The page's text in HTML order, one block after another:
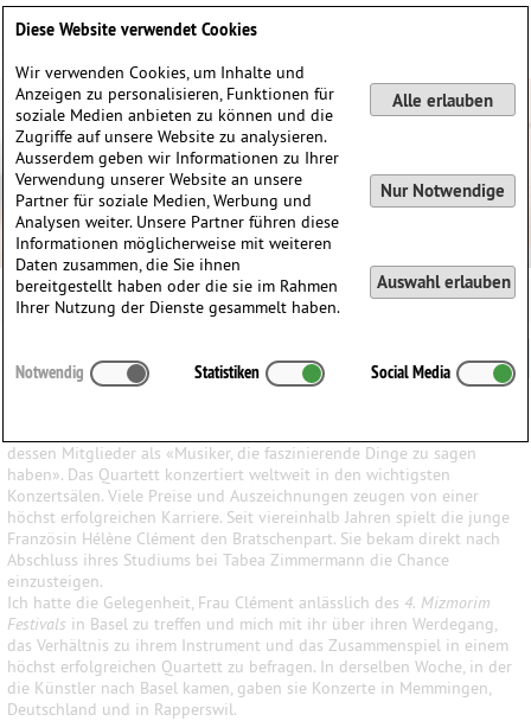
Die Karriere der jungen Bratschistin Hélène Clément
dessen Mitglieder als «Musiker, die faszinierende Dinge zu sagen
haben». Das Quartett konzertiert weltweit in den wichtigsten
Konzertsälen. Viele Preise und Auszeichnungen zeugen von einer
höchst erfolgreichen Karriere. Seit viereinhalb Jahren spielt die junge
Französin Hélène Clément den Bratschenpart. Sie bekam direkt nach
Abschluss ihres Studiums bei Tabea Zimmermann die Chance
einzusteigen.
Ich hatte die Gelegenheit, Frau Clément anlässlich des 4. Mizmorim
Festivals in Basel zu treffen und mich mit ihr über ihren Werdegang,
das Verhältnis zu ihrem Instrument und das Zusammenspiel in einem
höchst erfolgreichen Quartett zu befragen. In derselben Woche, in der
die Künstler nach Basel kamen, gaben sie Konzerte in Memmingen,
Deutschland und in Rapperswil.
Diese Website verwendet Cookies
Wir verwenden Cookies, um Inhalte und
Anzeigen zu personalisieren, Funktionen für
soziale Medien anbieten zu können und die
Zugriffe auf unsere Website zu analysieren.
Ausserdem geben wir Informationen zu Ihrer
Verwendung unserer Website an unsere
Partner für soziale Medien, Werbung und
Analysen weiter. Unsere Partner führen diese
Informationen möglicherweise mit weiteren
Daten zusammen, die Sie ihnen
bereitgestellt haben oder die sie im Rahmen
Ihrer Nutzung der Dienste gesammelt haben.
Alle erlauben
Nur Notwendige
Auswahl erlauben
Notwendig Statistiken Social Media